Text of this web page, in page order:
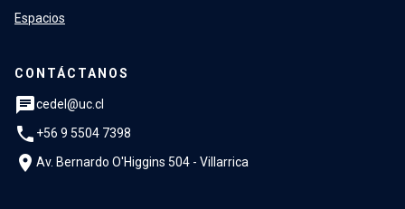
Espacios
CONTÁCTANOS
chatcedel@uc.cl
phone +56 9 5504 7398
location_on Av. Bernardo O'Higgins 504 - Villarrica